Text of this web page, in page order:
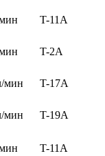
T-11A
T-2A
мин T-17A
мин
T-19A
T-11A